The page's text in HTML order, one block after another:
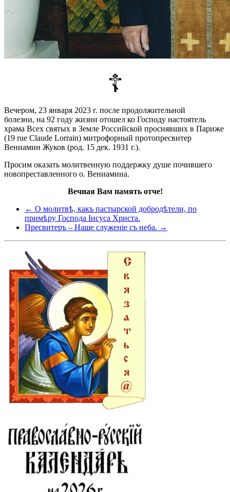
☦
Вечером, 23 января 2023 г. после продолжительной
болезни, на 92 году жизни отошел ко Господу настоятель
храма Всех святых в Земле Российской просиявших в Париже
(19 rue Claude Lorrain) митрофорный протопресвитер
Вениамин Жуков (род. 15 дек. 1931 г.).
Просим оказать молитвенную поддержку душе почившего
новопреставленного о. Вениамина.
Вечная Вам память отче!
← О молитвѣ, какъ пастырской добродѣтели, по
примѣру Господа Іисуса Христа.
Пресвитеръ – Наше служеніе съ неба. →